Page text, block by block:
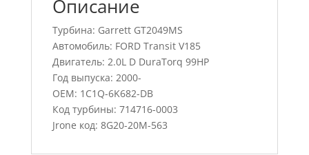
Описание
Турбина: Garrett GT2049MS
Автомобиль: FORD Transit V185
Двигатель: 2.0L D DuraTorq 99HP
Год выпуска: 2000-
OEM: 1C1Q-6K682-DB
Код турбины: 714716-0003
Jrone код: 8G20-20M-563